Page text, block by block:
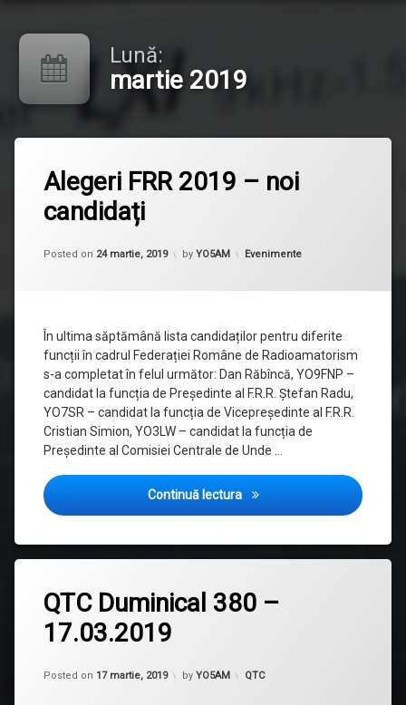
Lună:
martie 2019
Alegeri FRR 2019 – noi
candidați
Posted on 24 martie, 2019
Updated on 24 martie, 2019
by YO5AM Categorii:
Evenimente
În ultima săptămână lista candidaților pentru diferite
funcții în cadrul Federației Române de Radioamatorism
s-a completat în felul următor: Dan Răbîncă, YO9FNP –
candidat la funcția de Președinte al F.R.R. Ștefan Radu,
YO7SR – candidat la funcția de Vicepreședinte al F.R.R.
Cristian Simion, YO3LW – candidat la funcția de
Președinte al Comisiei Centrale de Unde …
Continuă lectura Alegeri FRR 2019 – noi
un
comentariu
la
Alegeri
2019
QTC Duminical 380 –
17.03.2019
Posted on 17 martie, 2019
Updated on 17 martie, 2019
by YO5AM Categorii:
QTC
un
comentariu
la
QTC
380